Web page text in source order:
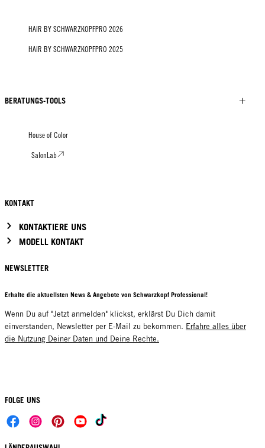
HAIR BY SCHWARZKOPFPRO 2026
HAIR BY SCHWARZKOPFPRO 2025
BERATUNGS-TOOLS
House of Color
SalonLab
KONTAKT
KONTAKTIERE UNS
MODELL KONTAKT
NEWSLETTER
Erhalte die aktuellsten News & Angebote von Schwarzkopf Professional!
Wenn Du auf "Jetzt anmelden" klickst, erklärst Du Dich damit
einverstanden, Newsletter per E-Mail zu bekommen. Erfahre alles über
die Nutzung Deiner Daten und Deine Rechte.
FOLGE UNS